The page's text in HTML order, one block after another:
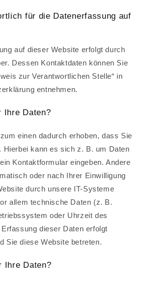
für die Datenerfassung auf
auf dieser Website erfolgt durch
Dessen Kontaktdaten können Sie
zur Verantwortlichen Stelle“ in
entnehmen.
Ihre Daten?
einen dadurch erhoben, dass Sie
Hierbei kann es sich z. B. um Daten
Kontaktformular eingeben. Andere
oder nach Ihrer Einwilligung
durch unsere IT-Systeme
allem technische Daten (z. B.
oder Uhrzeit des
dieser Daten erfolgt
Sie diese Website betreten.
Ihre Daten?